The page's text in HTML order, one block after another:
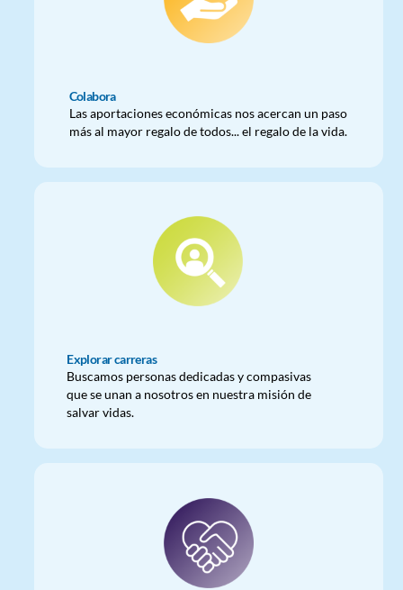
Colabora
Las aportaciones económicas nos acercan un paso
más al mayor regalo de todos... el regalo de la vida.
Explorar carreras
Buscamos personas dedicadas y compasivas
que se unan a nosotros en nuestra misión de
salvar vidas.